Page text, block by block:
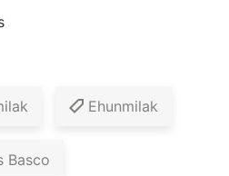
Ehunmilak
Basco